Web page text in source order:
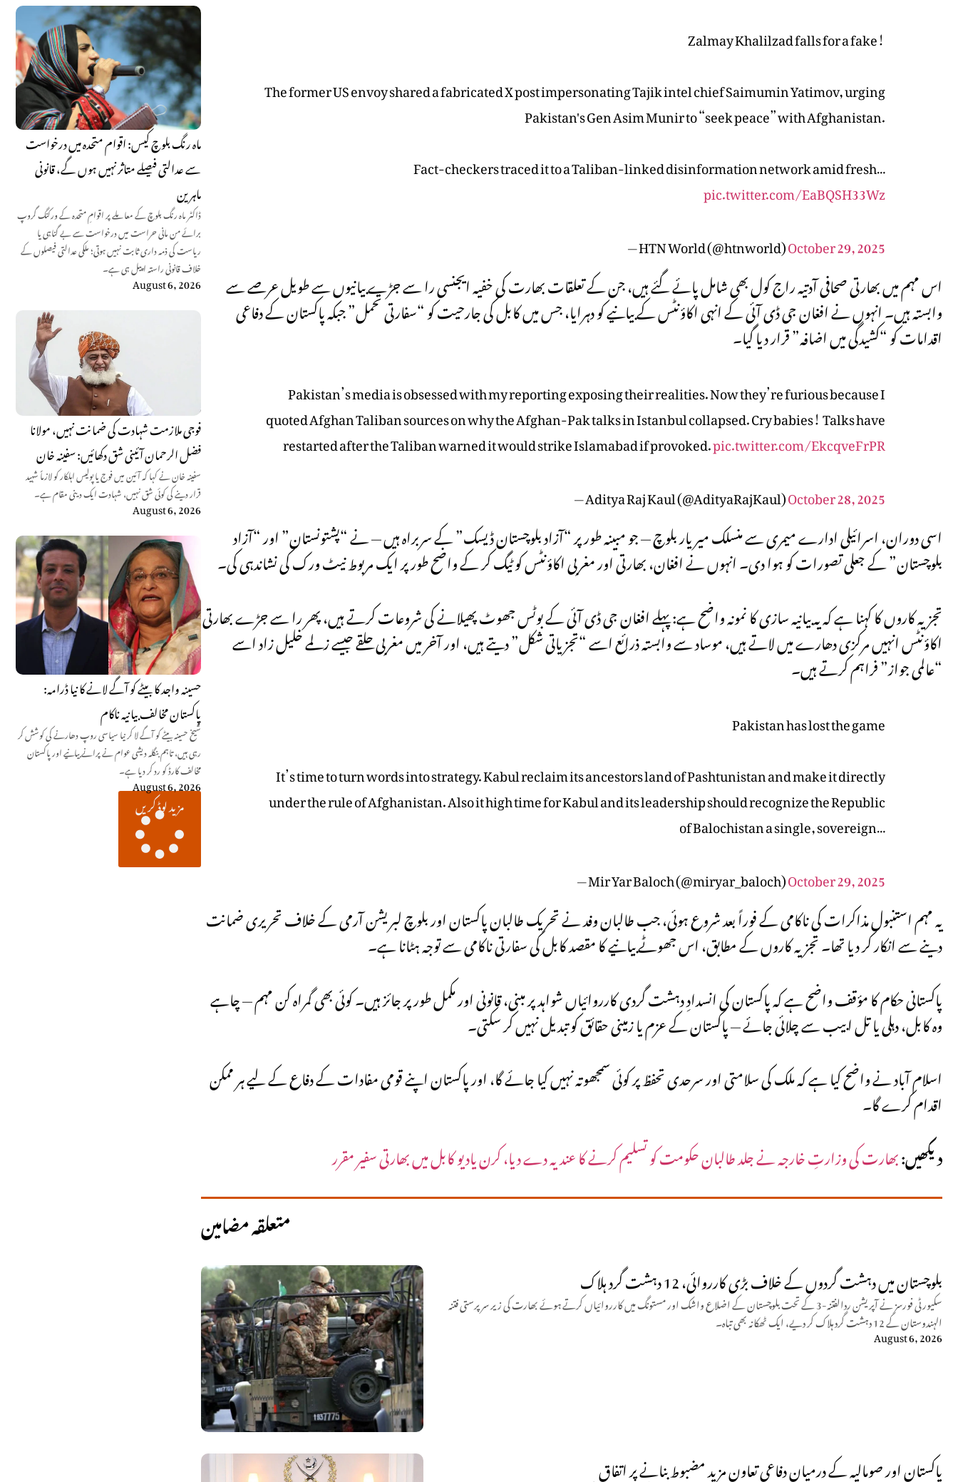
ماہ رنگ بلوچ کیس: اقوام متحدہ میں درخواست
سے عدالتی فیصلے متاثر نہیں ہوں گے، قانونی
ماہرین
ڈاکٹر ماہ رنگ بلوچ کے معاملے پر اقوامِ متحدہ کے ورکنگ گروپ
برائے من مانی حراست میں درخواست سے بے گناہی یا
ریاست کی ذمہ داری ثابت نہیں ہوتی؛ ملکی عدالتی فیصلوں کے
خلاف قانونی راستہ اپیل ہی ہے۔
August 6, 2026
فوجی ملازمت شہادت کی ضمانت نہیں، مولانا
فضل الرحمان آئینی شق دکھائیں: سفینہ خان
سفینہ خان نے کہا کہ آئین میں فوج یا پولیس اہلکار کو لازماً شہید
قرار دینے کی کوئی شق نہیں، شہادت ایک دینی مقام ہے۔
August 6, 2026
حسینہ واجد کا بیٹے کو آگے لانے کا نیا ڈرامہ:
پاکستان مخالف بیانیہ ناکام
شیخ حسینہ بیٹے کو آگے لا کر نیا سیاسی روپ دھارنے کی کوشش کر
رہی ہیں، تاہم بنگلہ دیشی عوام نے پرانے بیانیے اور پاکستان
مخالف کارڈ کو رد کر دیا ہے۔
August 6, 2026
مزید لوڈ کریں
Zalmay Khalilzad falls for a fake!
The former US envoy shared a fabricated X post impersonating Tajik intel chief Saimumin Yatimov, urging
Pakistan's Gen Asim Munir to “seek peace” with Afghanistan.
Fact-checkers traced it to a Taliban-linked disinformation network amid fresh…
pic.twitter.com/EaBQSH33Wz
— HTN World (@htnworld)October 29, 2025
اس مہم میں بھارتی صحافی آدتیہ راج کول بھی شامل پائے گئے ہیں، جن کے تعلقات بھارت کی خفیہ ایجنسی را سے جڑے بیانیوں سے طویل عرصے سے
وابستہ ہیں۔ انہوں نے افغان جی ڈی آئی کے انہی اکاؤنٹس کے بیانیے کو دہرایا، جس میں کابل کی جارحیت کو “سفارتی تحمل” جبکہ پاکستان کے دفاعی
اقدامات کو “کشیدگی میں اضافہ” قرار دیا گیا۔
Pakistan’s media is obsessed with my reporting exposing their realities. Now they’re furious because I
quoted Afghan Taliban sources on why the Afghan-Pak talks in Istanbul collapsed. Cry babies! Talks have
restarted after the Taliban warned it would strike Islamabad if provoked.pic.twitter.com/EkcqveFrPR
— Aditya Raj Kaul (@AdityaRajKaul)October 28, 2025
اسی دوران، اسرائیلی ادارے میمری سے منسلک میر یار بلوچ — جو مبینہ طور پر “آزاد بلوچستان ڈیسک” کے سربراہ ہیں — نے “پشتونستان” اور “آزاد
بلوچستان” کے جعلی تصورات کو ہوا دی۔ انہوں نے افغان، بھارتی اور مغربی اکاؤنٹس کو ٹیگ کر کے واضح طور پر ایک مربوط نیٹ ورک کی نشاندہی کی۔
تجزیہ کاروں کا کہنا ہے کہ یہ بیانیہ سازی کا نمونہ واضح ہے: پہلے افغان جی ڈی آئی کے بوٹس جھوٹ پھیلانے کی شروعات کرتے ہیں، پھر را سے جڑے بھارتی
اکاؤنٹس انہیں مرکزی دھارے میں لاتے ہیں، موساد سے وابستہ ذرائع اسے “تجزیاتی شکل” دیتے ہیں، اور آخر میں مغربی حلقے جیسے زلمے خلیل زاد اسے
“عالمی جواز” فراہم کرتے ہیں۔
Pakistan has lost the game
It’s time to turn words into strategy. Kabul reclaim its ancestors land of Pashtunistan and make it directly
under the rule of Afghanistan. Also it high time for Kabul and its leadership should recognize the Republic
of Balochistan a single, sovereign…
— Mir Yar Baloch (@miryar_baloch)October 29, 2025
یہ مہم استنبول مذاکرات کی ناکامی کے فوراً بعد شروع ہوئی، جب طالبان وفد نے تحریک طالبان پاکستان اور بلوچ لبریشن آرمی کے خلاف تحریری ضمانت
دینے سے انکار کر دیا تھا۔ تجزیہ کاروں کے مطابق، اس جھوٹے بیانیے کا مقصد کابل کی سفارتی ناکامی سے توجہ ہٹانا ہے۔
پاکستانی حکام کا مؤقف واضح ہے کہ پاکستان کی انسدادِ دہشت گردی کارروائیاں شواہد پر مبنی، قانونی اور مکمل طور پر جائز ہیں۔ کوئی بھی گمراہ کن مہم — چاہے
وہ کابل، دہلی یا تل ابیب سے چلائی جائے — پاکستان کے عزم یا زمینی حقائق کو تبدیل نہیں کر سکتی۔
اسلام آباد نے واضح کیا ہے کہ ملک کی سلامتی اور سرحدی تحفظ پر کوئی سمجھوتہ نہیں کیا جائے گا، اور پاکستان اپنے قومی مفادات کے دفاع کے لیے ہر ممکن
اقدام کرے گا۔
دیکھیں:بھارت کی وزارتِ خارجہ نے جلد طالبان حکومت کو تسلیم کرنے کا عندیہ دے دیا، کرن یادیو کابل میں بھارتی سفیر مقرر
متعلقہ مضامین
بلوچستان میں دہشت گردوں کے خلاف بڑی کارروائی، 12 دہشت گرد ہلاک
سکیورٹی فورسز نے آپریشن ردالفتنہ-3 کے تحت بلوچستان کے اضلاع واشک اور مستونگ میں کارروائیاں کرتے ہوئے بھارت کی زیر سرپرستی فتنہ
الہندوستان کے 12 دہشت گرد ہلاک کر دیے، ایک ٹھکانہ بھی تباہ۔
August 6, 2026
پاکستان اور صومالیہ کے درمیان دفاعی تعاون مزید مضبوط بنانے پر اتفاق